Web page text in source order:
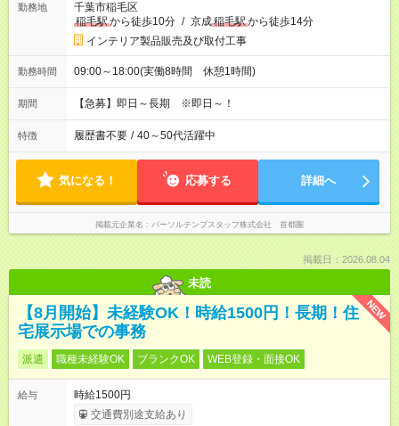
勤務地
千葉市稲毛区
稲毛駅から徒歩10分 / 京成稲毛駅から徒歩14分
インテリア製品販売及び取付工事
勤務時間 09:00～18:00(実働8時間 休憩1時間)
期間 【急募】即日～長期 ※即日～！
特徴 履歴書不要 / 40～50代活躍中
気になる！ 応募する 詳細へ
掲載元企業名 パーソルテンプスタッフ株式会社 首都圏
掲載日：2026.08.04
未読
NEW
【8月開始】未経験OK！時給1500円！長期！住
宅展示場での事務
派遣 職種未経験OK ブランクOK WEB登録・面接OK
給与
時給1500円
交通費別途支給あり